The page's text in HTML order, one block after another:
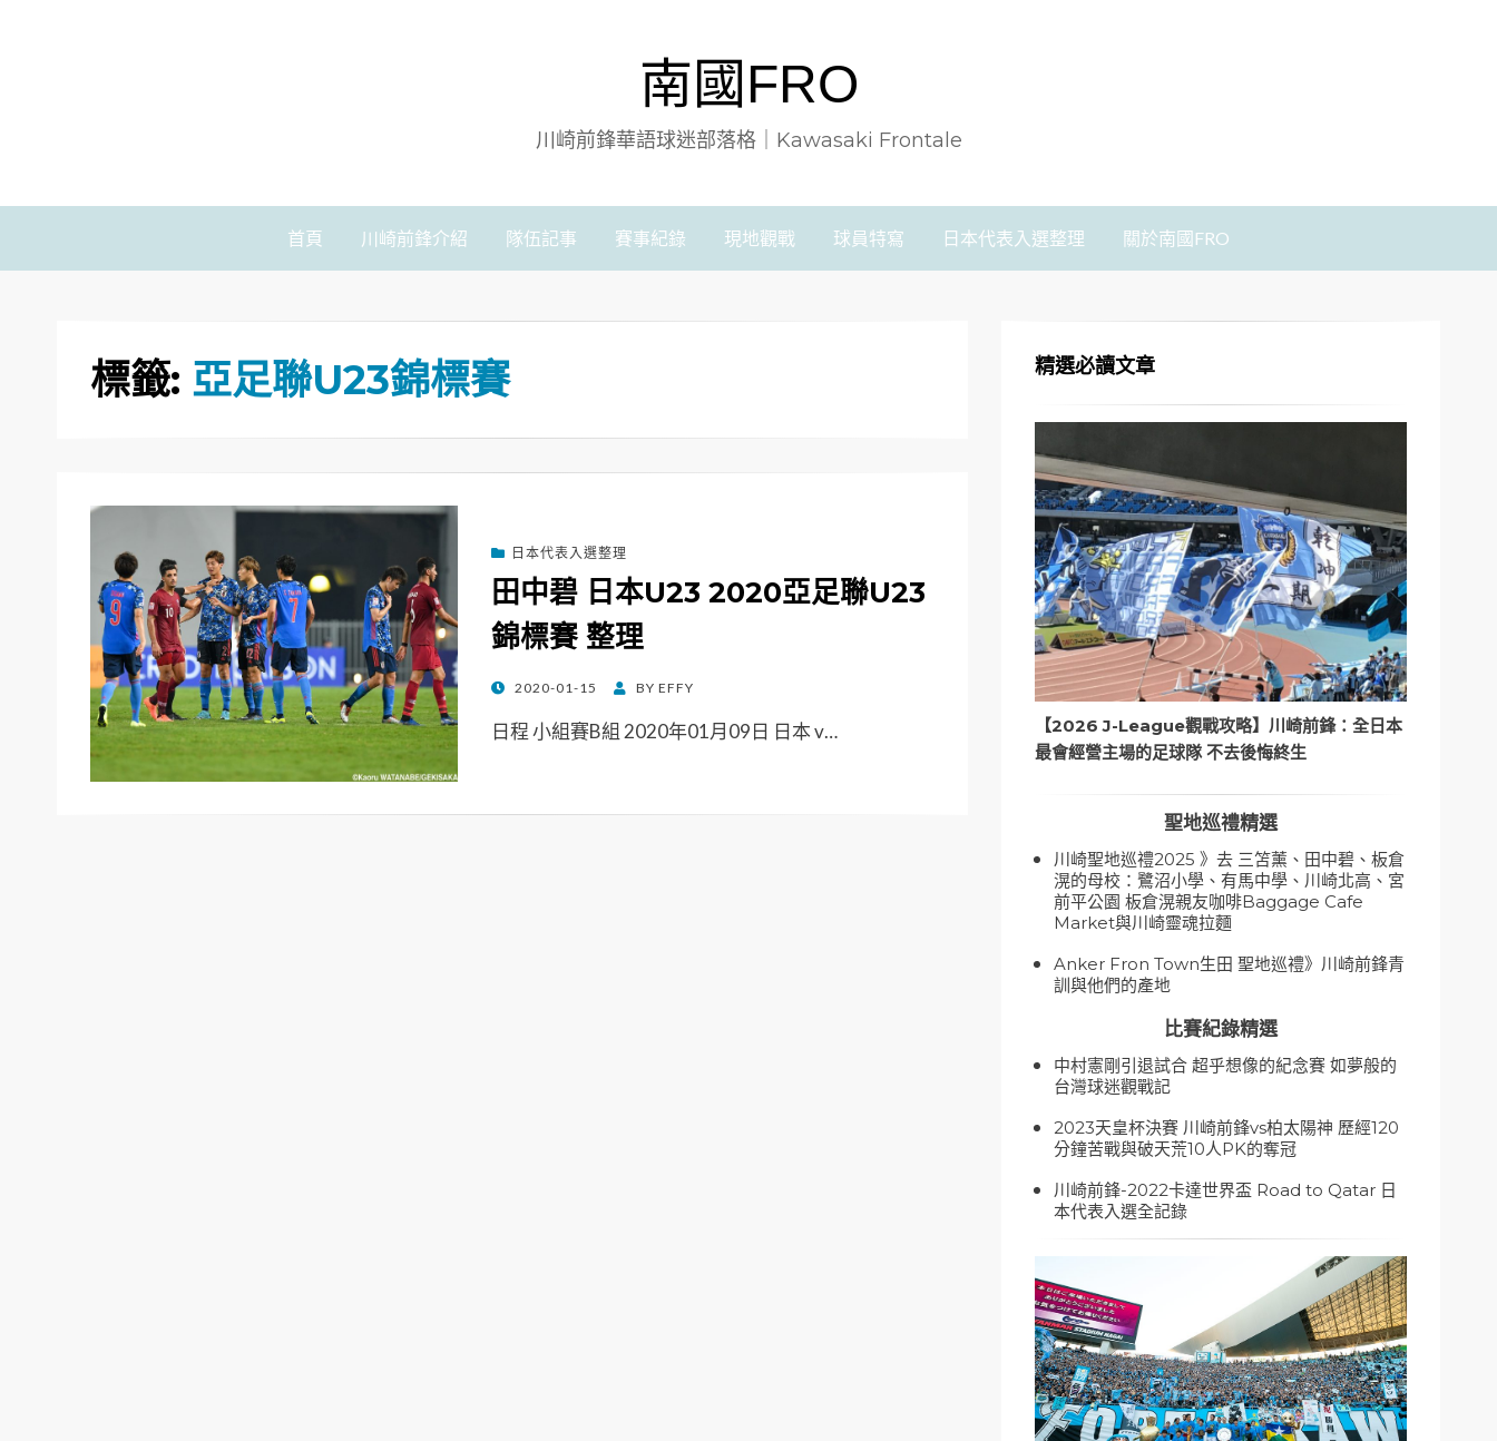
南國FRO
川崎前鋒華語球迷部落格｜Kawasaki Frontale
首頁 川崎前鋒介紹 隊伍記事 賽事紀錄 現地觀戰 球員特寫 日本代表入選整理 關於南國FRO
標籤: 亞足聯U23錦標賽
日本代表入選整理
田中碧 日本U23 2020亞足聯U23
錦標賽 整理
POSTED
2020-01-15 BY EFFY
日程 小組賽B組 2020年01月09日 日本 v…
精選必讀文章
【2026 J-League觀戰攻略】川崎前鋒：全日本
最會經營主場的足球隊 不去後悔終生
聖地巡禮精選
川崎聖地巡禮2025 》去 三笘薰、田中碧、板倉
滉的母校：鷺沼小學、有馬中學、川崎北高、宮
前平公園 板倉滉親友咖啡Baggage Cafe
Market與川崎靈魂拉麵
Anker Fron Town生田 聖地巡禮》川崎前鋒青
訓與他們的產地
比賽紀錄精選
中村憲剛引退試合 超乎想像的紀念賽 如夢般的
台灣球迷觀戰記
2023天皇杯決賽 川崎前鋒vs柏太陽神 歷經120
分鐘苦戰與破天荒10人PK的奪冠
川崎前鋒-2022卡達世界盃 Road to Qatar 日
本代表入選全記錄